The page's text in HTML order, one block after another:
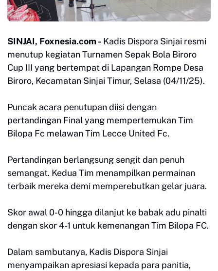
SINJAI, Foxnesia.com - Kadis Dispora Sinjai resmi
menutup kegiatan Turnamen Sepak Bola Biroro
Cup III yang bertempat di Lapangan Rompe Desa
Biroro, Kecamatan Sinjai Timur, Selasa (04/11/25).
Puncak acara penutupan diisi dengan
pertandingan Final yang mempertemukan Tim
Bilopa Fc melawan Tim Lecce United Fc.
Pertandingan berlangsung sengit dan penuh
semangat. Kedua Tim menampilkan permainan
terbaik mereka demi memperebutkan gelar juara.
Skor awal 0-0 hingga dilanjut ke babak adu pinalti
dengan skor 4-1 untuk kemenangan Tim Bilopa FC.
Dalam sambutanya, Kadis Dispora Sinjai
menyampaikan apresiasi kepada para panitia,